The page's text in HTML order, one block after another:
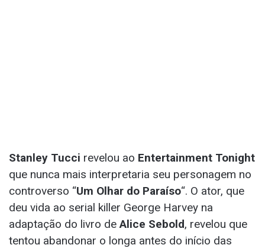
Stanley Tucci revelou ao Entertainment Tonight
que nunca mais interpretaria seu personagem no
controverso “Um Olhar do Paraíso“. O ator, que
deu vida ao serial killer George Harvey na
adaptação do livro deAlice Sebold, revelou que
tentou abandonar o longa antes do início das